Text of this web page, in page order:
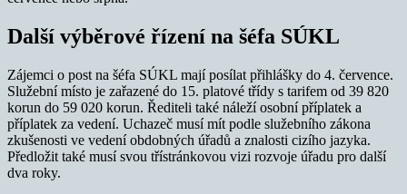
Další výběrové řízení na šéfa SÚKL
Zájemci o post na šéfa SÚKL mají posílat přihlášky do 4. července.
Služební místo je zařazené do 15. platové třídy s tarifem od 39 820
korun do 59 020 korun. Řediteli také náleží osobní příplatek a
příplatek za vedení. Uchazeč musí mít podle služebního zákona
zkušenosti ve vedení obdobných úřadů a znalosti cizího jazyka.
Předložit také musí svou třístránkovou vizi rozvoje úřadu pro další
dva roky.